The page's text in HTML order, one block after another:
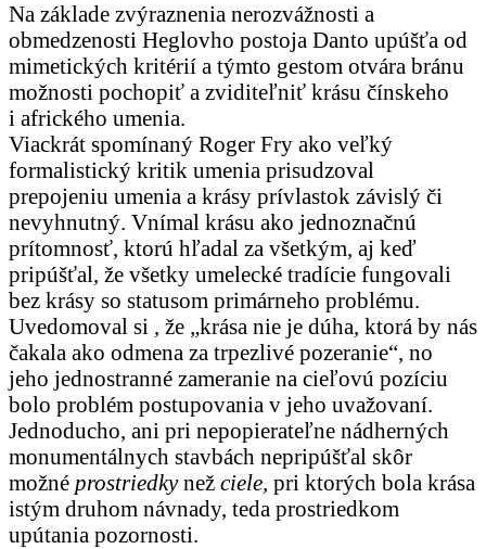
Na základe zvýraznenia nerozvážnosti a
obmedzenosti Heglovho postoja Danto upúšťa od
mimetických kritérií a týmto gestom otvára bránu
možnosti pochopiť a zviditeľniť krásu čínskeho
i afrického umenia.
Viackrát spomínaný Roger Fry ako veľký
formalistický kritik umenia prisudzoval
prepojeniu umenia a krásy prívlastok závislý či
nevyhnutný. Vnímal krásu ako jednoznačnú
prítomnosť, ktorú hľadal za všetkým, aj keď
pripúšťal, že všetky umelecké tradície fungovali
bez krásy so statusom primárneho problému.
Uvedomoval si , že „krása nie je dúha, ktorá by nás
čakala ako odmena za trpezlivé pozeranie“, no
jeho jednostranné zameranie na cieľovú pozíciu
bolo problém postupovania v jeho uvažovaní.
Jednoducho, ani pri nepopierateľne nádherných
monumentálnych stavbách nepripúšťal skôr
možné prostriedkynež ciele, pri ktorých bola krása
istým druhom návnady, teda prostriedkom
upútania pozornosti.